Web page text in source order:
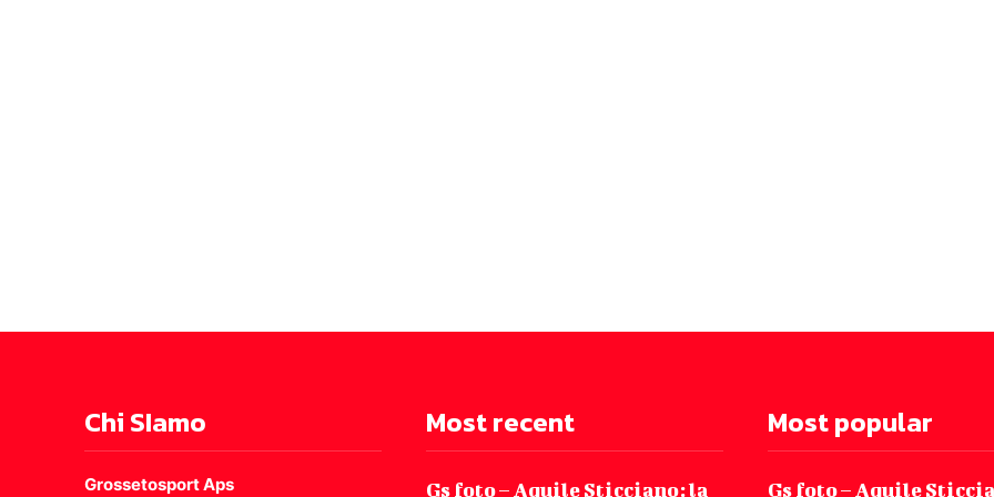
Chi SIamo
Grossetosport Aps
Most recent
Gs foto – Aquile Sticciano: la
Most popular
Gs foto – Aquile